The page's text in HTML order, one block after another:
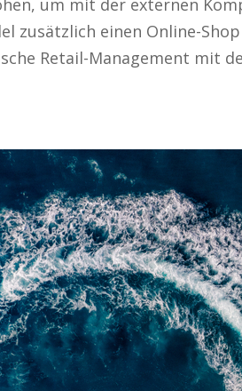
um mit der externen
zusätzlich einen Online-
Retail-Management mit